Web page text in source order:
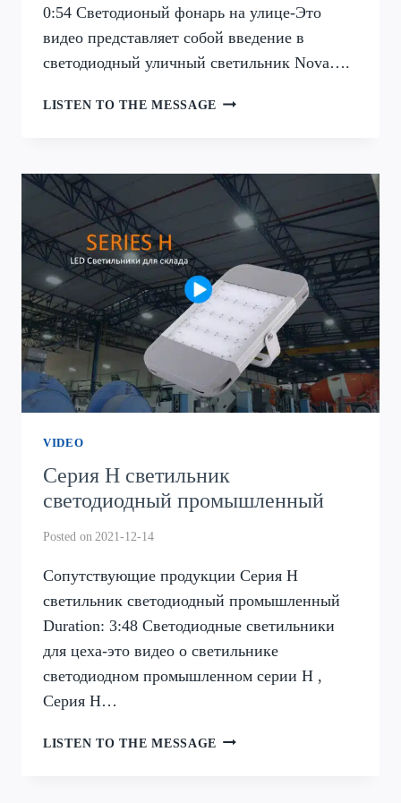
0:54 Светодионый фонарь на улице-Это
видео представляет собой введение в
светодиодный уличный светильник Nova….
LISTEN TO THE MESSAGE СЕРИЯ
НА
УЛИЦЕ
VIDEO
Серия H светильник
светодиодный промышленный
Posted on 2021-12-14
Сопутствующие продукции Серия H
светильник светодиодный промышленный
Duration: 3:48 Светодиодные светильники
для цеха-это видео о светильнике
светодиодном промышленном серии H ,
Серия H…
LISTEN TO THE MESSAGE СЕРИЯ